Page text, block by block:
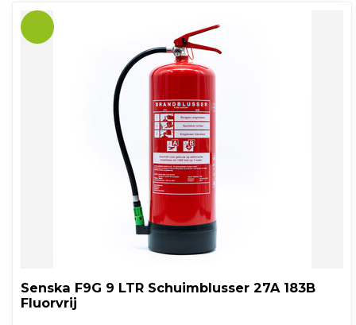
Senska F9G 9 LTR Schuimblusser 27A 183B
Fluorvrij